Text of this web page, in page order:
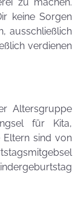
keine Sorgen
ausschließlich
verdienen
Altersgruppe
für Kita,
Eltern sind von